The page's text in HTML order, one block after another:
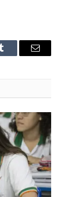
Tumblr Email